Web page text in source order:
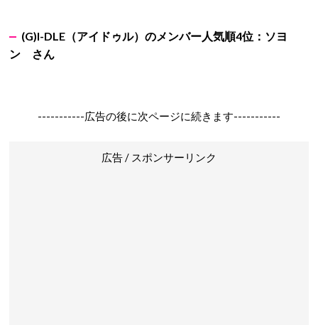
(G)I-DLE （アイドゥル）のメンバー人気順4位：ソヨ
ン さん
-----------広告の後に次ページに続きます-----------
広告 / スポンサーリンク